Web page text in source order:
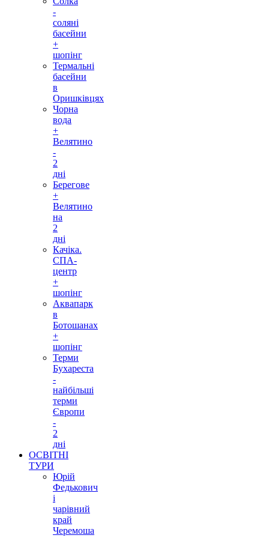
-
соляні
басейни
+
шопінг
Термальні
басейни
в
Оришківцях
Чорна
вода
+
Велятино
-
2
дні
Берегове
+
Велятино
на
2
дні
Качіка.
СПА-
центр
+
шопінг
Аквапарк
в
Ботошанах
+
шопінг
Терми
Бухареста
-
найбільші
терми
Європи
-
2
дні
ОСВІТНІ
ТУРИ
Юрій
Федькович
і
чарівний
край
Черемоша